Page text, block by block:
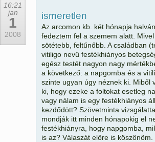
16:21
jan
1
2008
ismeretlen
Az arcomon kb. két hónapja
fedeztem fel a szemem alatt.
sötétebb, feltűnőbb. A családban
vitiligo nevű festékhiányos
egész testét nagyon nagy
a következő: a napgomba és a
szinte ugyan úgy néznek ki. Miből
ki, hogy ezeke a foltokat esetleg
vagy nálam is egy festékhiányos
kezdődött? Szövetminta
mondják itt minden hónapokig el
festékhiányra, hogy napgomba,
is az? Válaszát előre is köszönöm.